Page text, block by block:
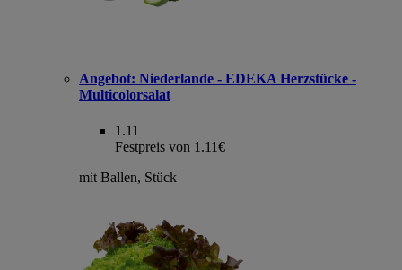
Angebot: Niederlande - EDEKA Herzstücke -
Multicolorsalat
1.11
Festpreis von 1.11€
mit Ballen, Stück